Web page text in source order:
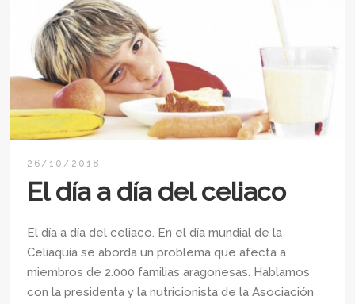
26/10/2018
El día a día del celiaco
El día a día del celiaco. En el día mundial de la
Celiaquía se aborda un problema que afecta a
miembros de 2.000 familias aragonesas. Hablamos
con la presidenta y la nutricionista de la Asociación